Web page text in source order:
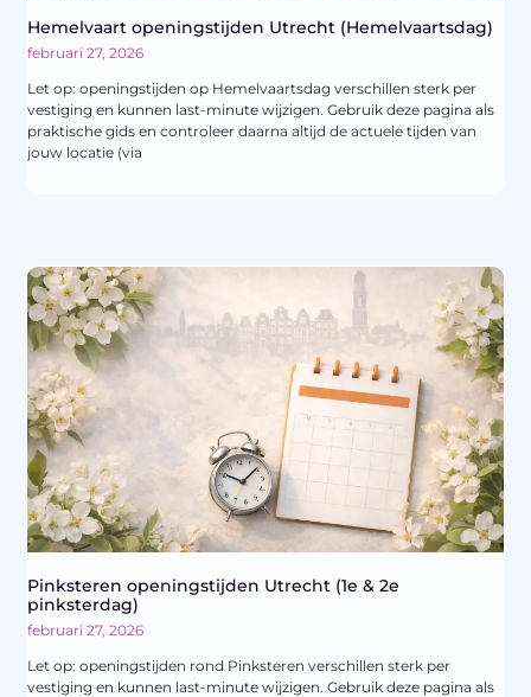
Hemelvaart openingstijden Utrecht (Hemelvaartsdag)
februari 27, 2026
Let op: openingstijden op Hemelvaartsdag verschillen sterk per
vestiging en kunnen last-minute wijzigen. Gebruik deze pagina als
praktische gids en controleer daarna altijd de actuele tijden van
jouw locatie (via
Pinksteren openingstijden Utrecht (1e & 2e
pinksterdag)
februari 27, 2026
Let op: openingstijden rond Pinksteren verschillen sterk per
vestiging en kunnen last-minute wijzigen. Gebruik deze pagina als